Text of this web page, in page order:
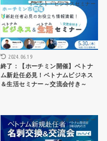
イベント・ビジネスセミナー
2024.06.19
終了：【ホーチミン開催】ベトナ
ム新赴任必見！ベトナムビジネス
＆生活セミナー～交流会付き～
イベント・ビジネスセミナー